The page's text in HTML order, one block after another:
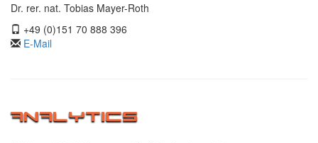
Dr. rer. nat. Tobias Mayer-Roth
+49 (0)151 70 888 396
E-Mail
Analytics